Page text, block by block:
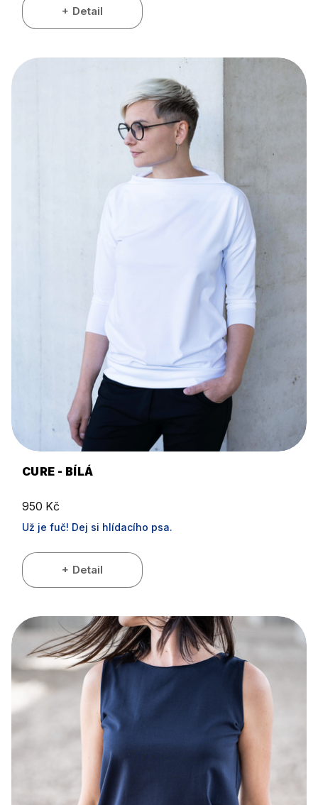
Detail
CURE - BÍLÁ
950 Kč
Už je fuč! Dej si hlídacího psa.
Detail